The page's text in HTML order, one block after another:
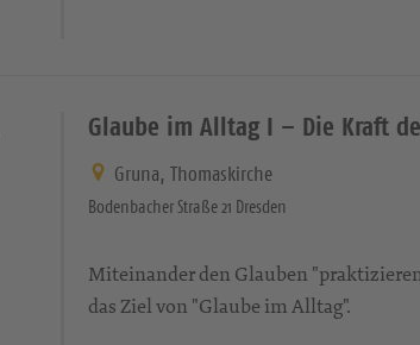
Glaube im Alltag I – Die Kraft
Gruna, Thomaskirche
Bodenbacher Straße 21 Dresden
Miteinander den Glauben
das Ziel von "Glaube im Alltag".